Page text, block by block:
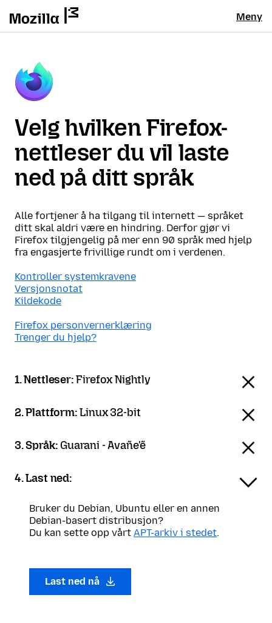
Meny
Velg hvilken Firefox-
nettleser du vil laste
ned på ditt språk
Alle fortjener å ha tilgang til internett — språket
ditt skal aldri være en hindring. Derfor gjør vi
Firefox tilgjengelig på mer enn 90 språk med hjelp
fra engasjerte frivillige rundt om i verdenen.
Kontroller systemkravene
Versjonsnotat
Kildekode
Firefox personvernerklæring
Trenger du hjelp?
1. Nettleser:Firefox Nightly
2. Plattform:Linux 32-bit
3. Språk: Guarani - Avañe'ẽ
4. Last ned:
Bruker du Debian, Ubuntu eller en annen
Debian-basert distribusjon?
Du kan sette opp vårt APT-arkiv i stedet.
Last ned nå